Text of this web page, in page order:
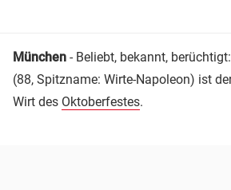
München - Beliebt, bekannt,
(88, Spitzname: Wirte-Napoleon) ist
Wirt des Oktoberfestes.